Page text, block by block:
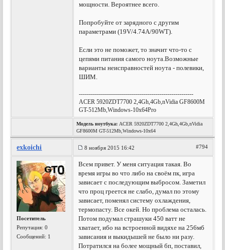
мощности. Вероятнее всего.
Попробуйте от зарядного с другим
параметрами (19V/4.74A/90WT).
Если это не поможет, то значит что-то с
цепями питания самого ноута.Возможные
варианты неисправностей ноута - полевики,
ШИМ.
---------------------------------------------------------
ACER 5920ZDT7700 2,4Gh,4Gb,nVidia GF8600M
GT-512Mb,Windows-10x64Pro
Модель ноутбука: ACER 5920ZDT7700 2,4Gh,4Gb,nVidia
GF8600M GT-512Mb,Windows-10x64
exkoichi 8 ноября 2015 16:42 #794
Посетитель
Репутация:0
Сообщений: 1
Всем привет. У меня ситуация такая. Во
время игры во что либо на своём пк, игра
зависает с последующим выбросом. Заметил
что проц греется не слабо, думал по этому
зависает, поменял систему охлаждения,
термопасту. Все окей. Но проблема осталась.
Потом подумал страшуки 450 ватт не
хватает, ибо на встроенной видяхе на 256мб
зависания и выкидышей не было ни разу.
Потратился на более мощный бп, поставил,